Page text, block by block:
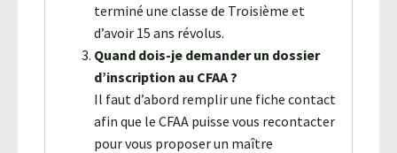
terminé une classe de Troisième et
d’avoir 15 ans révolus.
Quand dois-je demander un dossier
d’inscription au CFAA ?
Il faut d’abord remplir une fiche contact
afin que le CFAA puisse vous recontacter
pour vous proposer un maître